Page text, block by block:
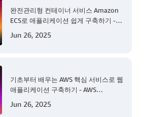
완전관리형 컨테이너 서비스 Amazon
ECS로 애플리케이션 쉽게 구축하기 -
Jun 26, 2025
기초부터 배우는 AWS 핵심 서비스로 웹
애플리케이션 구축하기 - AWS
Jun 26, 2025